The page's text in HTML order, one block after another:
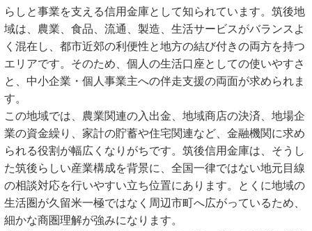
らしと事業を支える信用金庫として知られています。筑後地
域は、農業、食品、流通、製造、生活サービスがバランスよ
く混在し、都市近郊の利便性と地方の結び付きの両方を持つ
エリアです。そのため、個人の生活口座としての使いやすさ
と、中小企業・個人事業主への伴走支援の両面が求められま
す。
この地域では、農業関連の入出金、地域商店の決済、地場企
業の資金繰り、家計の貯蓄や住宅関連など、金融機関に求め
られる役割が幅広くなりがちです。筑後信用金庫は、そうし
た筑後らしい産業構成を背景に、全国一律ではない地元目線
の相談対応を行いやすい立ち位置にあります。とくに地域の
生活圏が久留米一極ではなく周辺市町へ広がっているため、
細かな商圏理解が強みになります。